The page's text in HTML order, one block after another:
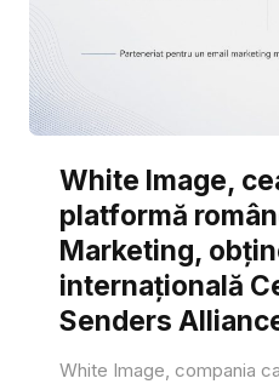
White Image,
platformă
Marketing,
internațională
Senders
White Image, compania